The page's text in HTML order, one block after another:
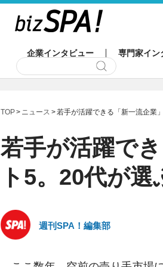
企業インタビュー 専門家イン
TOP ニュース 若手が活躍できる「新一流企業
若手が活躍で
ト5。20代が
週刊SPA！編集部